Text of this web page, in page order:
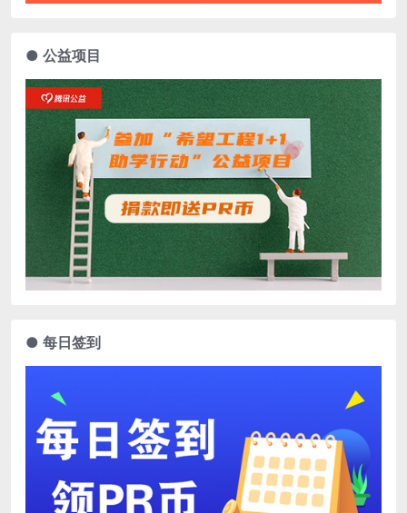
● 公益项目
● 每日签到